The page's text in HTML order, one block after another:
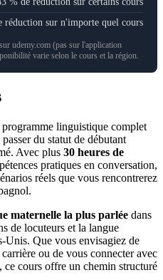
réduction sur n'importe quel cours
udemy.com (pas sur l'application
varie selon le cours et la région.
linguistique complet
du statut de débutant
Avec plus 30 heures de
pratiques en conversation,
réels que vous rencontrerez
maternelle la plus parlée dans
de locuteurs et la langue
Unis. Que vous envisagiez de
ou de vous connecter avec
ce cours offre un chemin structuré